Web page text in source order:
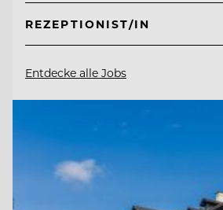
REZEPTIONIST/IN
Entdecke alle Jobs